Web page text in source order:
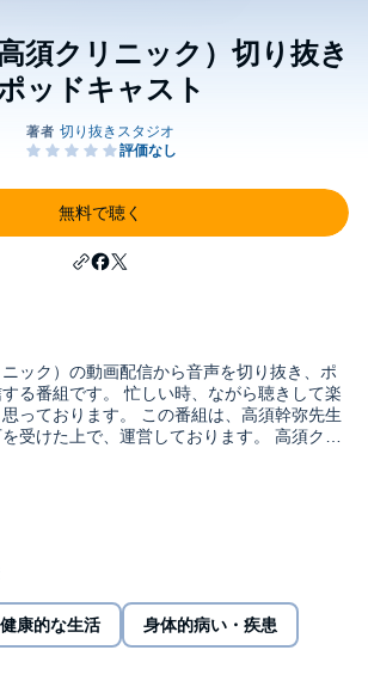
須クリニック）切り抜き
ッドキャスト
無料で聴く
ック）の動画配信から音声を切り抜き、ポ
る番組です。 忙しい時、ながら聴きして楽
っております。 この番組は、高須幹弥先生
受けた上で、運営しております。 高須クリ
https://www.takasu.co.jp/ 高須幹弥Youtube
@user-te5ev1ze9h 高須幹弥インスタグ
drmikiya/ 高須幹弥Tik tok
@takasumikiya LISTEN
& © 2026 切り抜きス
康的な生活 身体的病い・疾患